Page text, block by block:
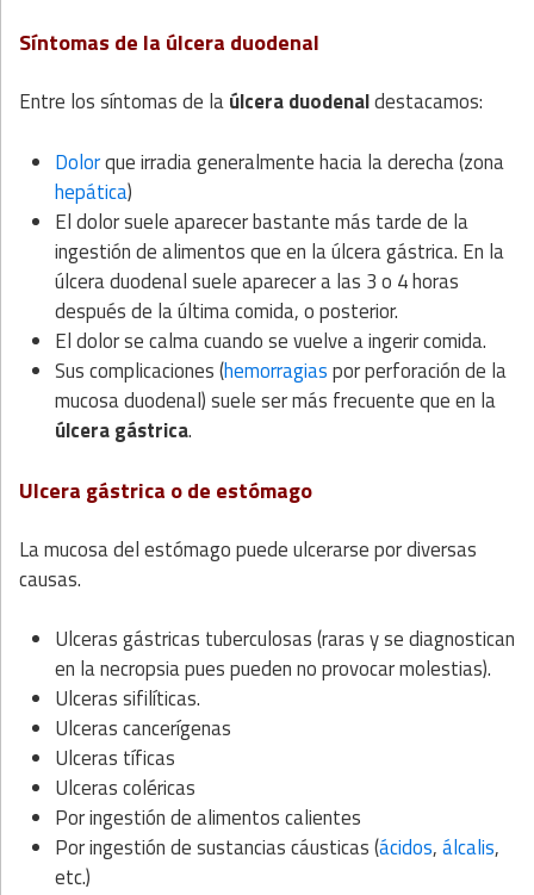
Síntomas de la úlcera duodenal
Entre los síntomas de laúlcera duodenaldestacamos:
Dolorque irradia generalmente hacia la derecha (zona
hepática)
El dolor suele aparecer bastante más tarde de la
ingestión de alimentos que en la úlcera gástrica. En la
úlcera duodenal suele aparecer a las 3 o 4 horas
después de la última comida, o posterior.
El dolor se calma cuando se vuelve a ingerir comida.
Sus complicaciones (hemorragiaspor perforación de la
mucosa duodenal) suele ser más frecuente que en la
úlcera gástrica.
Ulcera gástrica o de estómago
La mucosa del estómago puede ulcerarse por diversas
causas.
Ulceras gástricas tuberculosas (raras y se diagnostican
en la necropsia pues pueden no provocar molestias).
Ulceras sifilíticas.
Ulceras cancerígenas
Ulceras tíficas
Ulceras coléricas
Por ingestión de alimentos calientes
Por ingestión de sustancias cáusticas (ácidos,álcalis,
etc.)